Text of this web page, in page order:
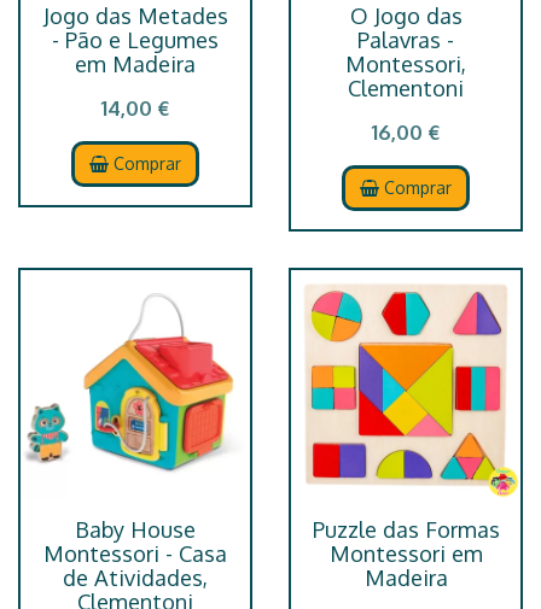
Jogo das Metades
- Pão e Legumes
em Madeira
14,00 €
Comprar
O Jogo das
Palavras -
Montessori,
Clementoni
16,00 €
Comprar
Baby House
Montessori - Casa
de Atividades,
Clementoni
Puzzle das Formas
Montessori em
Madeira